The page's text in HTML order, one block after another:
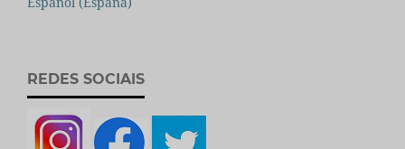
REDES SOCIAIS